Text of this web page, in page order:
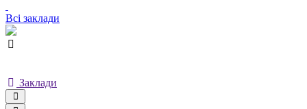
Всі заклади
Заклади